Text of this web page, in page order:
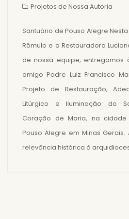
Projetos de Nossa Autoria
Santuário de Pouso Alegre
Rômulo e a Restauradora
de nossa equipe, entregamos
amigo Padre Luiz Francisco
Projeto de Restauração,
Litúrgico e Iluminação do
Coração de Maria, na
Pouso Alegre em Minas
relevância histórica à